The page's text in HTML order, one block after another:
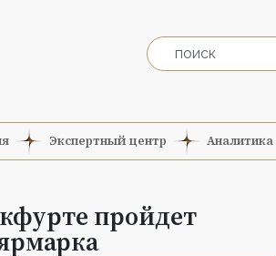
Экспертный центр Аналитика
пройдет